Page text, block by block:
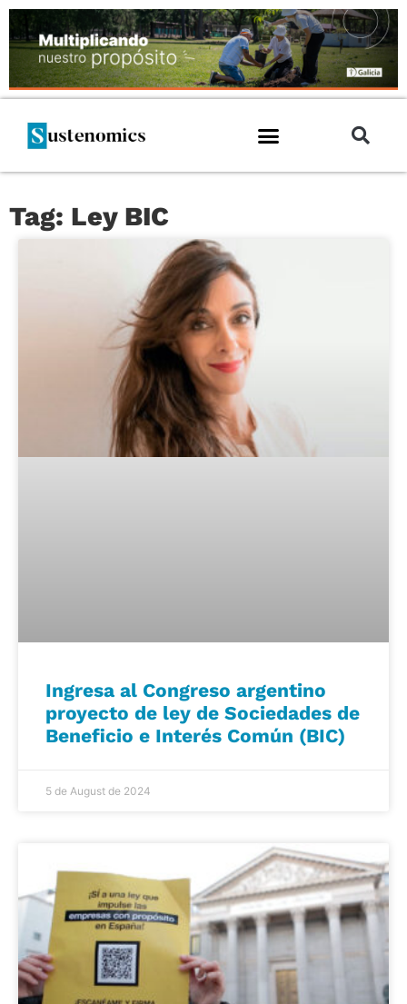
Tag: Ley BIC
Ingresa al Congreso argentino
proyecto de ley de Sociedades de
Beneficio e Interés Común (BIC)
5 de August de 2024